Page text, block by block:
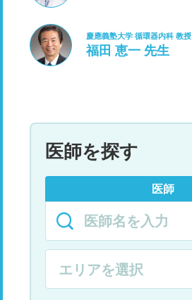
慶應義塾大学 循環器内科 教授
福田 恵一 先生
医師を探す
医師